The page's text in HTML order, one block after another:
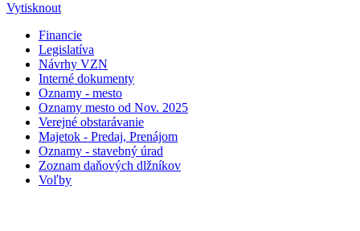
Vytisknout
Financie
Legislatíva
Návrhy VZN
Interné dokumenty
Oznamy - mesto
Oznamy mesto od Nov. 2025
Verejné obstarávanie
Majetok - Predaj, Prenájom
Oznamy - stavebný úrad
Zoznam daňových dlžníkov
Voľby